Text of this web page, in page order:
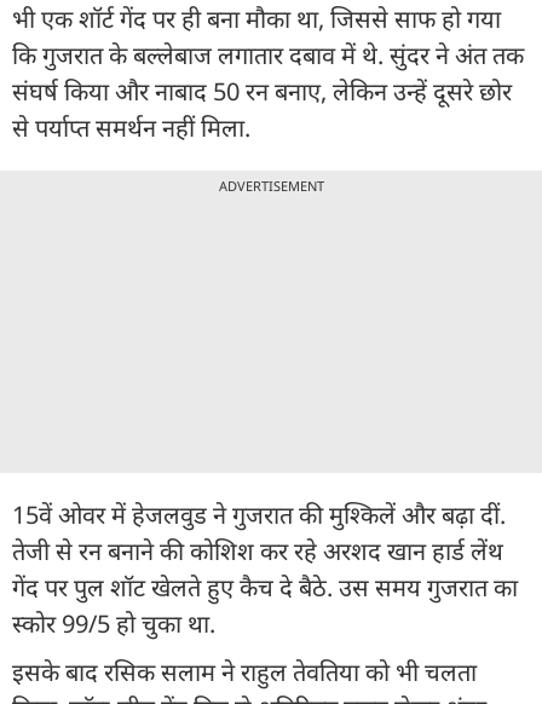
भी एक शॉर्ट गेंद पर ही बना मौका था, जिससे साफ हो गया
कि गुजरात के बल्लेबाज लगातार दबाव में थे. सुंदर ने अंत तक
संघर्ष किया और नाबाद 50 रन बनाए, लेकिन उन्हें दूसरे छोर
से पर्याप्त समर्थन नहीं मिला.
ADVERTISEMENT
15वें ओवर में हेजलवुड ने गुजरात की मुश्किलें और बढ़ा दीं.
तेजी से रन बनाने की कोशिश कर रहे अरशद खान हार्ड लेंथ
गेंद पर पुल शॉट खेलते हुए कैच दे बैठे. उस समय गुजरात का
स्कोर 99/5 हो चुका था.
इसके बाद रस‍िक सलाम ने राहुल तेवतिया को भी चलता